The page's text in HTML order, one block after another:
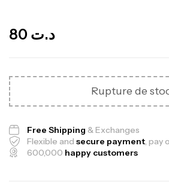
د.ت
Rupture de
Free Shipping & Exchanges
Flexible and secure payment, pay
600,000 happy customers